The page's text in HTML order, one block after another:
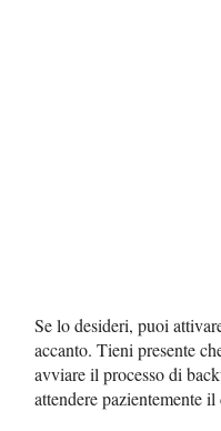
Se lo desideri, puoi
accanto. Tieni presente
avviare il processo di
attendere pazientemente